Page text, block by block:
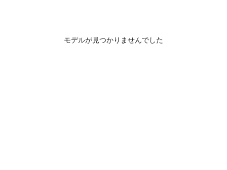
モデルが見つかりませんでした